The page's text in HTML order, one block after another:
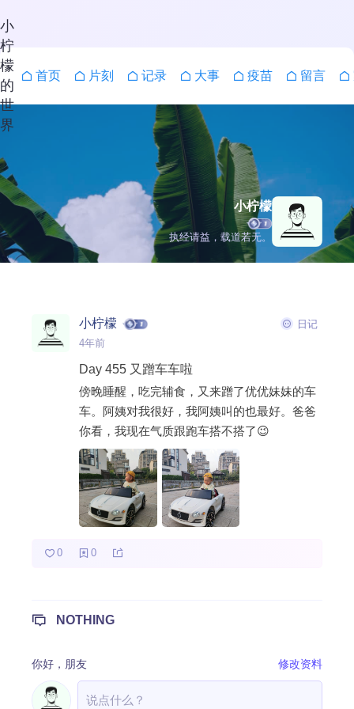
小
柠
檬
的
世
界
首页 片刻 记录 大事 疫苗 留言
成长日记 宝宝辅食 宝宝课堂
小柠檬
执经请益，载道若无。
小柠檬
日记
4年前
Day 455 又蹭车车啦
傍晚睡醒，吃完辅食，又来蹭了优优妹妹的车
车。阿姨对我很好，我阿姨叫的也最好。爸爸
你看，我现在气质跟跑车搭不搭了😉
0 0
NOTHING
你好， 朋友 修改资料